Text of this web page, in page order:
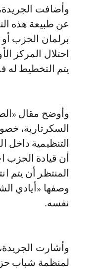
وأضافت
عن طبيعة هذه
برلمان الحزب
يتم التخطيط
وأوضح مقال
السكرتارية،
التنظيمية داخل
أن قيادة
المنتظر أن يتم
وصفها «أيادي
نفسه.
وأشارت
لمنظمة شباب